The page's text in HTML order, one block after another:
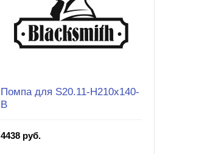
Помпа для S20.11-H210x140-
B
4438 руб.